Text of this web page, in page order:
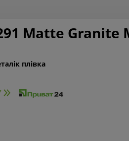
Matte Granite
плівка